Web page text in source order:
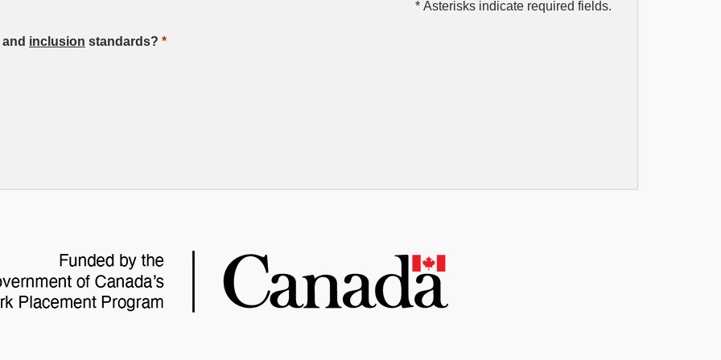
* Asterisks indicate required fields.
inclusion standards? *